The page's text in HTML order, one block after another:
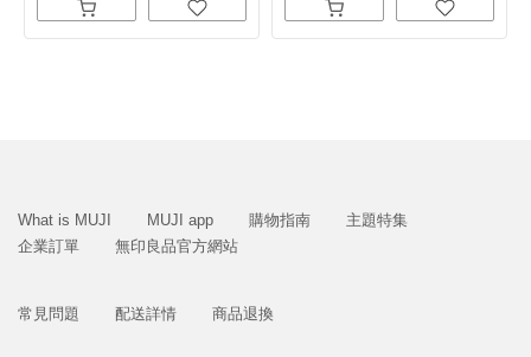
What is MUJI MUJI app 購物指南
主題特集
企業訂單
無印良品官方網站
常見問題 配送詳情 商品退換